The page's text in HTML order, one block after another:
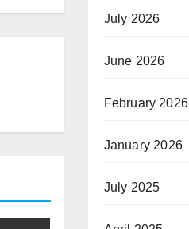
July 2026
June 2026
February 2026
January 2026
July 2025